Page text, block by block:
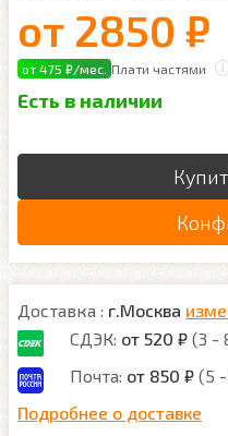
от 2850 ₽
от 475 ₽/мес. Плати частями
Есть в наличии
Доставка : г.Москва
СДЭК: от 520 ₽ (3 -
Почта: от 850 ₽ (5
Подробнее о доставке